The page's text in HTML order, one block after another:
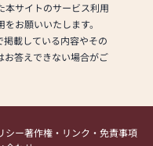
本サイトのサービス利用
お願いいたします。
載している内容やその
お答えできない場合がご
シー著作権・リンク・免責事項